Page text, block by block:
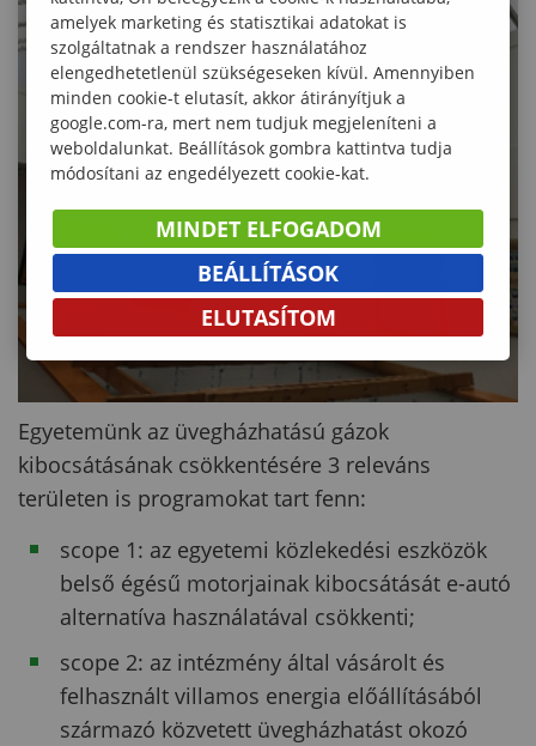
Egyetemünk az üvegházhatású gázok
kibocsátásának csökkentésére 3 releváns
területen is programokat tart fenn:
scope 1: az egyetemi közlekedési eszközök
belső égésű motorjainak kibocsátását e-autó
alternatíva használatával csökkenti;
scope 2: az intézmény által vásárolt és
felhasznált villamos energia előállításából
származó közvetett üvegházhatást okozó
amelyek marketing és statisztikai adatokat is
szolgáltatnak a rendszer használatához
elengedhetetlenül szükségeseken kívül. Amennyiben
minden cookie-t elutasít, akkor átirányítjuk a
google.com-ra, mert nem tudjuk megjeleníteni a
weboldalunkat. Beállítások gombra kattintva tudja
módosítani az engedélyezett cookie-kat.
MINDET ELFOGADOM
BEÁLLÍTÁSOK
ELUTASÍTOM